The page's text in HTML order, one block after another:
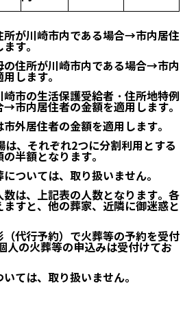
所が川崎市内である場合→市内居住
す。
の住所が川崎市内である場合→市内
します。
市の生活保護受給者・住所地特例
市内居住者の金額を適用します。
外居住者の金額を適用します。
は、それぞれ2つに分割利用とする
半額となります。
ついては、取り扱いません。
は、上記表の人数となります。各
すと、他の葬家、近隣に御迷惑と
代行予約）で火葬等の予約を受付
人の火葬等の申込みは受付けてお
ては、取り扱いません。